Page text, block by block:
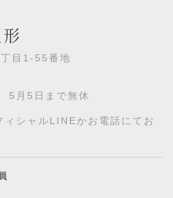
目1-55番地
月5日まで無休
ィシャルLINEかお電話にてお